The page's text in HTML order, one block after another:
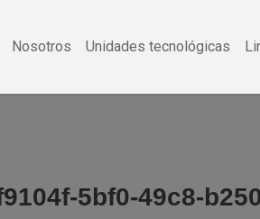
Nosotros Unidades tecnológicas
5bf0-49c8-